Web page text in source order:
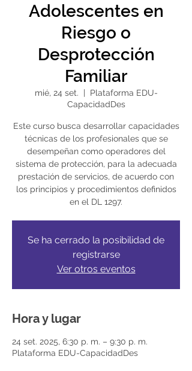
Adolescentes en
Riesgo o
Desprotección
Familiar
mié, 24 set.
Plataforma EDU-
CapacidadDes
Este curso busca desarrollar capacidades
técnicas de los profesionales que se
desempeñan como operadores del
sistema de protección, para la adecuada
prestación de servicios, de acuerdo con
los principios y procedimientos definidos
en el DL 1297.
Se ha cerrado la posibilidad de
registrarse
Ver otros eventos
Hora y lugar
24 set. 2025, 6:30 p. m. – 9:30 p. m.
Plataforma EDU-CapacidadDes